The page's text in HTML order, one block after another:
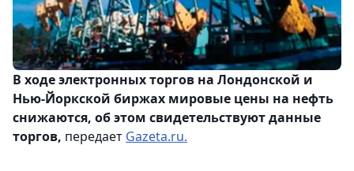
В ходе электронных торгов на Лондонской и
Нью-Йоркской биржах мировые цены на нефть
снижаются, об этом свидетельствуют данные
торгов, передает Gazeta.ru.